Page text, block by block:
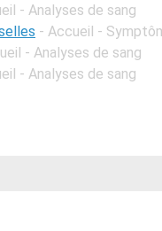
- Analyses de sang
- Accueil -
- Analyses de sang
- Analyses de sang